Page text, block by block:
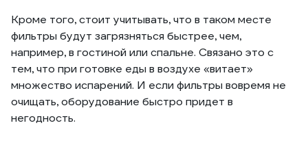
Кроме того, стоит учитывать, что в таком месте
фильтры будут загрязняться быстрее, чем,
например, в гостиной или спальне. Связано это с
тем, что при готовке еды в воздухе «витает»
множество испарений. И если фильтры вовремя не
очищать, оборудование быстро придет в
негодность.